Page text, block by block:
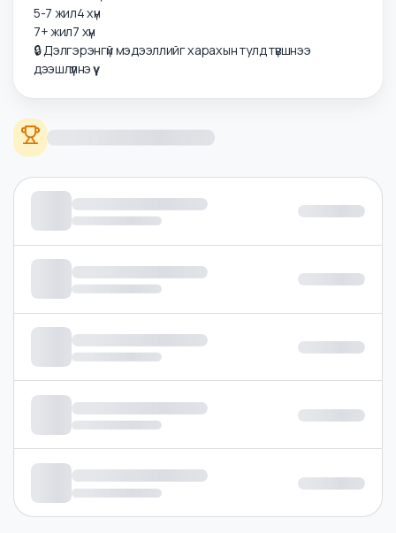
0-1 жил1 хүн
1-3 жил17хүн
3-5 жил13хүн
5-7 жил4хүн
дээшлүүлнэ үү